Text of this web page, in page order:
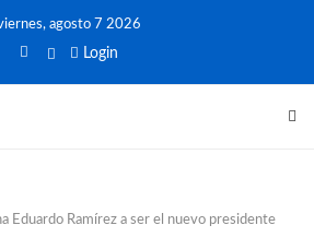
agosto 7 2026
Login
Eduardo Ramírez a ser el nuevo presidente